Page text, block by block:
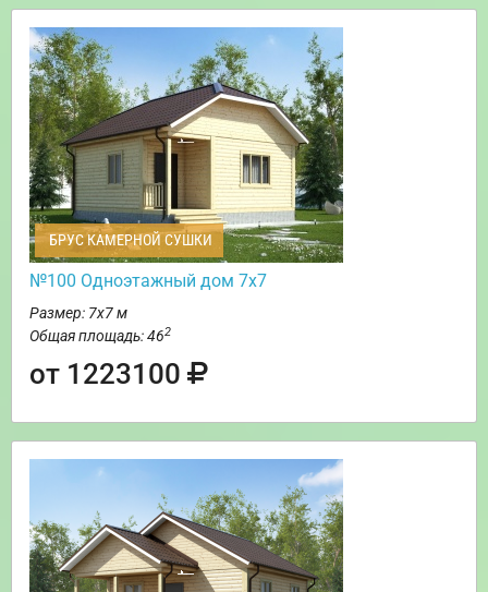
БРУС КАМЕРНОЙ СУШКИ
№100 Одноэтажный дом 7х7
Размер: 7х7 м
Общая площадь: 462
от 1223100